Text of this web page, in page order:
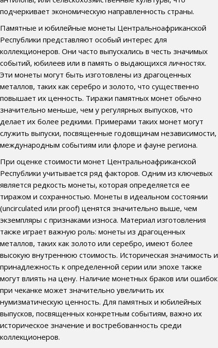
подчеркивает экономическую направленность страны.
Памятные и юбилейные монеты Центральноафриканской
Республики представляют особый интерес для
коллекционеров. Они часто выпускались в честь значимых
событий, юбилеев или в память о выдающихся личностях.
Эти монеты могут быть изготовлены из драгоценных
металлов, таких как серебро и золото, что существенно
повышает их ценность. Тиражи памятных монет обычно
значительно меньше, чем у регулярных выпусков, что
делает их более редкими. Примерами таких монет могут
служить выпуски, посвященные годовщинам независимости,
международным событиям или флоре и фауне региона.
При оценке стоимости монет Центральноафриканской
Республики учитывается ряд факторов. Одним из ключевых
является редкость монеты, которая определяется ее
тиражом и сохранностью. Монеты в идеальном состоянии
(uncirculated или proof) ценятся значительно выше, чем
экземпляры с признаками износа. Материал изготовления
также играет важную роль: монеты из драгоценных
металлов, таких как золото или серебро, имеют более
высокую внутреннюю стоимость. Историческая значимость и
принадлежность к определенной серии или эпохе также
могут влиять на цену. Наличие монетных браков или ошибок
при чеканке может значительно увеличить их
нумизматическую ценность. Для памятных и юбилейных
выпусков, посвященных конкретным событиям, важно их
историческое значение и востребованность среди
коллекционеров.